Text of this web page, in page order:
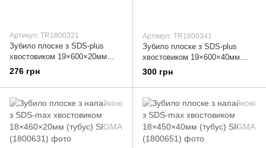
Артикул: TR1800321
Зубило плоске з SDS-plus
хвостовиком 19×600×20мм
SIGMA (1800321)
276 грн
Артикул: TR1800341
Зубило плоске з SDS-plus
хвостовиком 19×600×40мм
SIGMA (1800341)
300 грн